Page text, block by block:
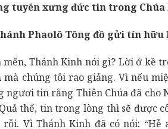
tuyên xưng đức tin trong Chúa
Phaolô Tông đồ gửi tín hữu
mến, Thánh Kinh nói gì? Lời ở kề
chúng tôi rao giảng. Vì nếu
ngươi tin rằng Thiên Chúa đã
thế, tin trong lòng thì sẽ được
rỗi. Vì Thánh Kinh đã có nói: